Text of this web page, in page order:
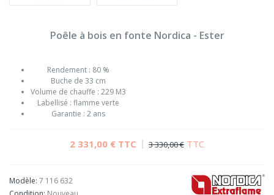
Poêle à bois en fonte Nordica - Ester
Rendement : 80 %
Buche de 33 cm
Volume de chauffe : 229 M3
Labellisé : flamme verte
Garantie : 2 ans
2 331,00 € TTC 3 330,00 € TTC
Modèle: 7 116 632